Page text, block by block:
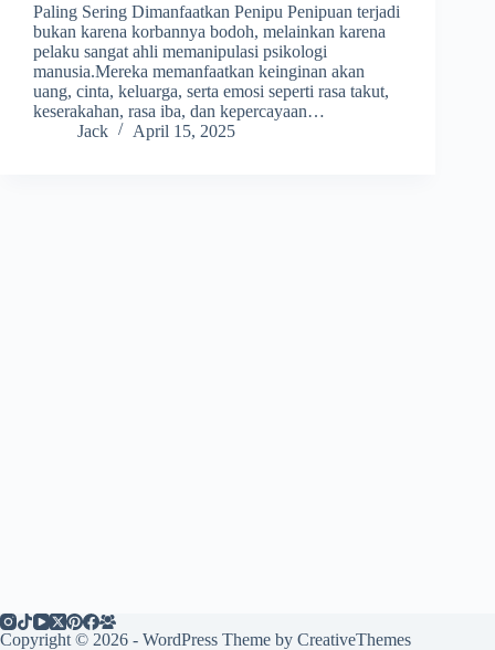
Paling Sering Dimanfaatkan Penipu Penipuan terjadi
bukan karena korbannya bodoh, melainkan karena
pelaku sangat ahli memanipulasi psikologi
manusia.Mereka memanfaatkan keinginan akan
uang, cinta, keluarga, serta emosi seperti rasa takut,
keserakahan, rasa iba, dan kepercayaan…
Jack
April 15, 2025
Copyright © 2026 - WordPress Theme by CreativeThemes